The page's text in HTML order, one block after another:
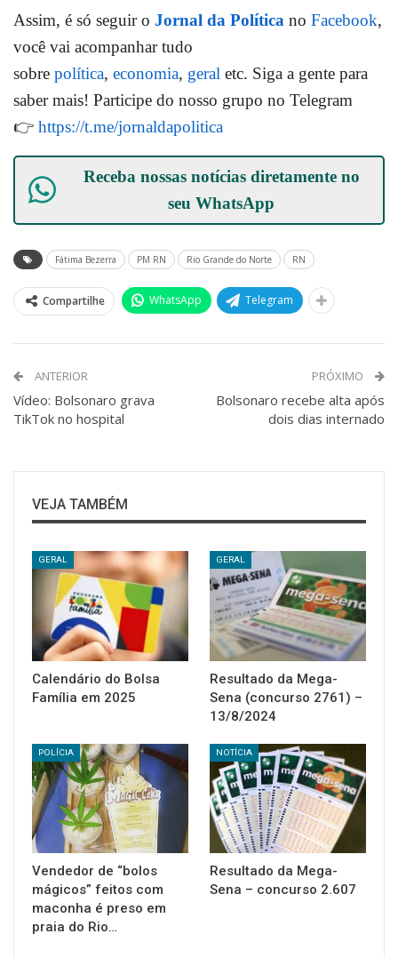
Assim, é só seguir o Jornal da Política no Facebook,
você vai acompanhar tudo
sobre política, economia, geral etc. Siga a gente para
saber mais! Participe do nosso grupo no Telegram
👉 https://t.me/jornaldapolitica
Receba nossas notícias diretamente no
seuWhatsApp
Fátima Bezerra PM RN Rio Grande do Norte RN
Compartilhe WhatsApp Telegram
ANTERIOR
Vídeo: Bolsonaro grava
TikTok no hospital
PRÓXIMO
Bolsonaro recebe alta após
dois dias internado
VEJA TAMBÉM
GERAL
Calendário do Bolsa
Família em 2025
GERAL
Resultado da Mega-
Sena (concurso 2761) –
13/8/2024
POLÍCIA
Vendedor de “bolos
mágicos” feitos com
maconha é preso em
praia do Rio…
NOTÍCIA
Resultado da Mega-
Sena – concurso 2.607